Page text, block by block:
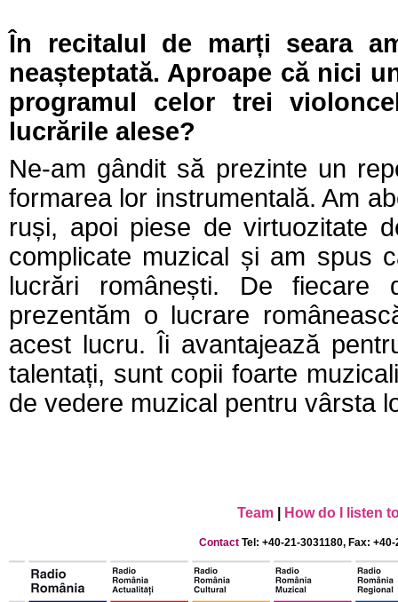
În recitalul de marți seara
neașteptată. Aproape că nici
programul celor trei
lucrările alese?
Ne-am gândit să prezinte un
formarea lor instrumentală. Am
ruși, apoi piese de virtuozitate
complicate muzical și am spus
lucrări românești. De fiecare
prezentăm o lucrare
acest lucru. Îi avantajează
talentați, sunt copii foarte
de vedere muzical pentru vârsta
Team How do I listen
Contact Tel: +40-21-3031180, Fax: